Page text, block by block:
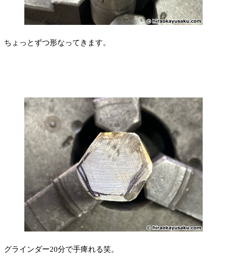
ちょっとずつ形なってきます。
グラインダー20分で手痺れる笑。